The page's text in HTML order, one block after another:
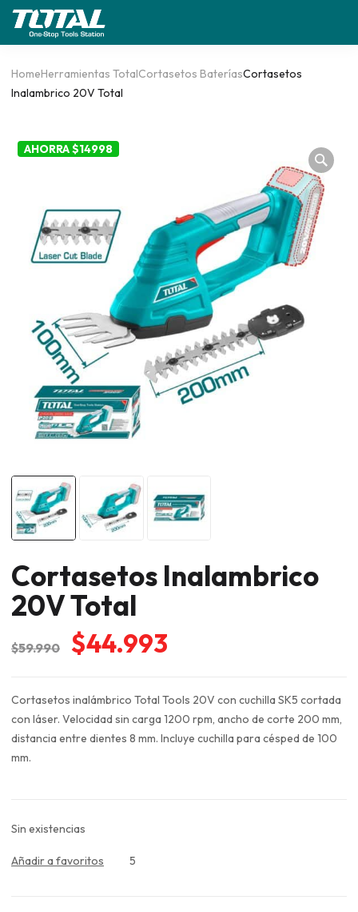
HomeHerramientas TotalCortasetos BateríasCortasetos
Inalambrico 20V Total
AHORRA $14998
Cortasetos Inalambrico
20V Total
$59.990
El
original
era:
$59.990.
$44.993
actual
es:
$44.993.
Cortasetos inalámbrico Total Tools 20V con cuchilla SK5 cortada
con láser. Velocidad sin carga 1200 rpm, ancho de corte 200 mm,
distancia entre dientes 8 mm. Incluye cuchilla para césped de 100
mm.
Sin existencias
Añadir a favoritos 5